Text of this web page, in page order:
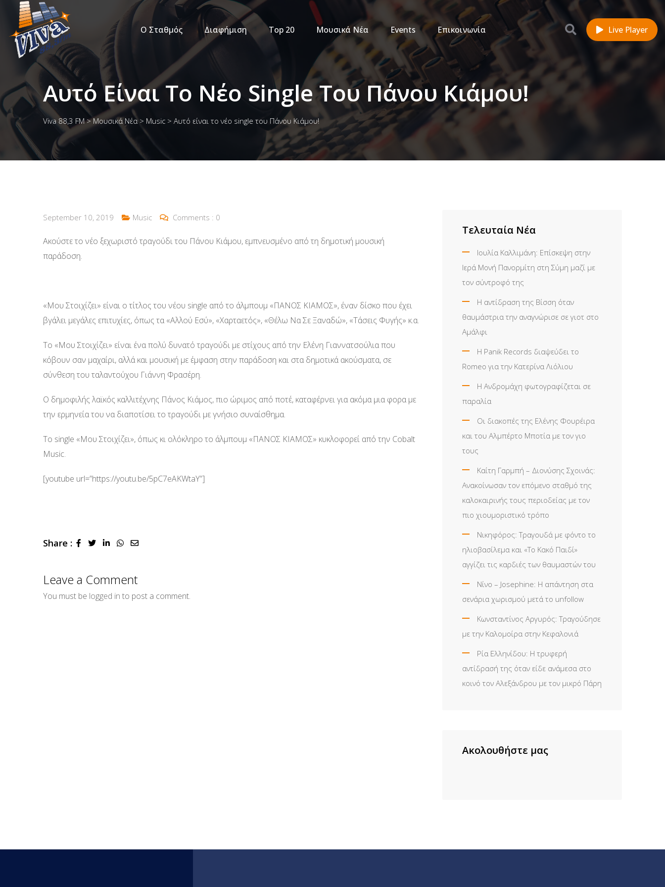
Ο Σταθμός Διαφήμιση Top 20 Μουσικά Νέα Events Επικοινωνία Live Player
Αυτό Είναι Το Νέο Single Του Πάνου Κιάμου!
Viva 88,3 FM>Μουσικά Νέα> Music > Αυτό είναι το νέο single του Πάνου Κιάμου!
September 10, 2019 Music Comments : 0
Ακούστε το νέο ξεχωριστό τραγούδι του Πάνου Κιάμου, εμπνευσμένο από τη δημοτική μουσική
παράδοση.
«Μου Στοιχίζει» είναι ο τίτλος του νέου single από το άλμπουμ «ΠΑΝΟΣ ΚΙΑΜΟΣ», έναν δίσκο που έχει
βγάλει μεγάλες επιτυχίες, όπως τα «Αλλού Εσύ», «Χαρταετός», «Θέλω Να Σε Ξαναδώ», «Τάσεις Φυγής» κ.α.
Το «Μου Στοιχίζει» είναι ένα πολύ δυνατό τραγούδι με στίχους από την Ελένη Γιαννατσούλια που
κόβουν σαν μαχαίρι, αλλά και μουσική με έμφαση στην παράδοση και στα δημοτικά ακούσματα, σε
σύνθεση του ταλαντούχου Γιάννη Φρασέρη.
Ο δημοφιλής λαϊκός καλλιτέχνης Πάνος Κιάμος, πιο ώριμος από ποτέ, καταφέρνει για ακόμα μια φορα με
την ερμηνεία του να διαποτίσει το τραγούδι με γνήσιο συναίσθημα.
Το single «Μου Στοιχίζει», όπως κι ολόκληρο το άλμπουμ «ΠΑΝΟΣ ΚΙΑΜΟΣ» κυκλοφορεί από την Cobalt
Music.
[youtube url=”https://youtu.be/5pC7eAKWtaY”]
Share : LinkedInWhatsapp
Share
Leave a Comment
You must be logged in to post a comment.
Τελευταία Νέα
Ιουλία Καλλιμάνη: Επίσκεψη στην
Ιερά Μονή Πανορμίτη στη Σύμη μαζί με
τον σύντροφό της
Η αντίδραση της Βίσση όταν
θαυμάστρια την αναγνώρισε σε γιοτ στο
Αμάλφι
Η Panik Records διαψεύδει το
Romeo για την Κατερίνα Λιόλιου
Η Ανδρομάχη φωτογραφίζεται σε
παραλία
Οι διακοπές της Ελένης Φουρέιρα
και του Αλμπέρτο Μποτία με τον γιο
τους
Καίτη Γαρμπή – Διονύσης Σχοινάς:
Ανακοίνωσαν τον επόμενο σταθμό της
καλοκαιρινής τους περιοδείας με τον
πιο χιουμοριστικό τρόπο
Νικηφόρος: Τραγουδά με φόντο το
ηλιοβασίλεμα και «Το Κακό Παιδί»
αγγίζει τις καρδιές των θαυμαστών του
Νίνο – Josephine: Η απάντηση στα
σενάρια χωρισμού μετά το unfollow
Κωνσταντίνος Αργυρός: Τραγούδησε
με την Καλομοίρα στην Κεφαλονιά
Ρία Ελληνίδου: H τρυφερή
αντίδρασή της όταν είδε ανάμεσα στο
κοινό τον Αλεξάνδρου με τον μικρό Πάρη
Ακολουθήστε μας